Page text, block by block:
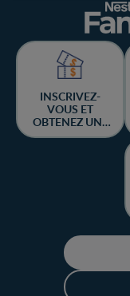
INSCRIVEZ-
VOUS ET
OBTENEZ UNE
CHANCE DE